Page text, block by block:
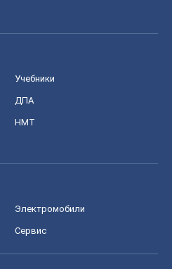
Учебники
ДПА
НМТ
Электромобили
Сервис